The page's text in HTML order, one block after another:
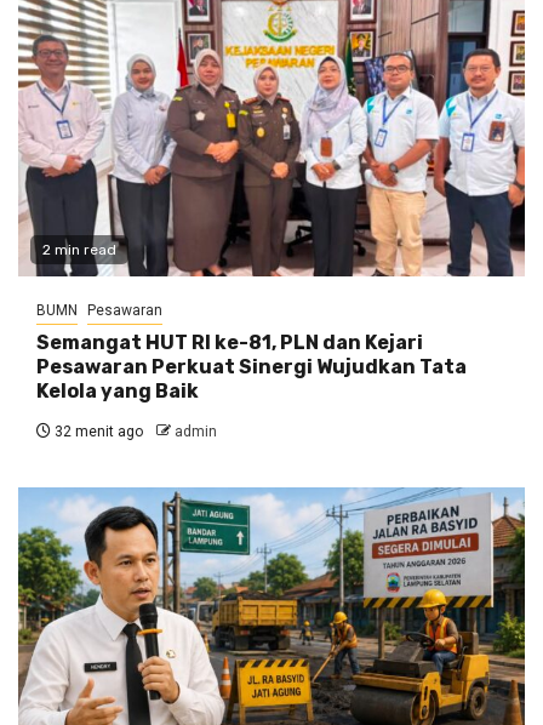
2 min read
BUMN Pesawaran
Semangat HUT RI ke-81, PLN dan Kejari
Pesawaran Perkuat Sinergi Wujudkan Tata
Kelola yang Baik
32 menit ago admin